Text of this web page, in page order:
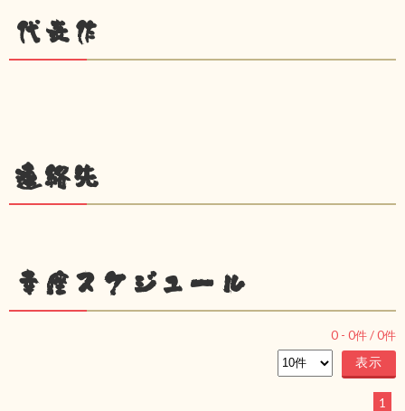
代表作
連絡先
幸座スケジュール
0 - 0件 /0件
1